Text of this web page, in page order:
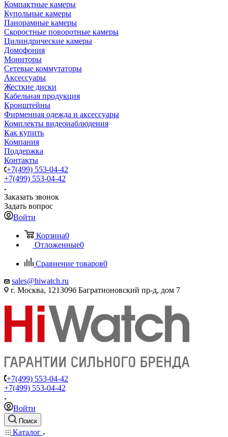
Компактные камеры
Купольные камеры
Панорамные камеры
Скоростные поворотные камеры
Цилиндрические камеры
Домофония
Мониторы
Сетевые коммутаторы
Аксессуары
Жесткие диски
Кабельная продукция
Кронштейны
Фирменная одежда и аксессуары
Комплекты видеонаблюдения
Как купить
Компания
Поддержка
Контакты
+7(499) 553-04-42
+7(499) 553-04-42
Заказать звонок
Задать вопрос
Войти
Корзина0
Отложенные0
Сравнение товаров0
sales@hiwatch.ru
г. Москва, 121309б Багратионовский пр-д, дом 7
+7(499) 553-04-42
+7(499) 553-04-42
Войти
Поиск
Каталог